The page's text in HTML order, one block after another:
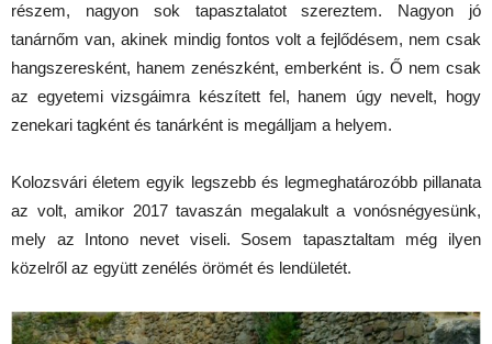
részem, nagyon sok tapasztalatot szereztem. Nagyon jó
tanárnőm van, akinek mindig fontos volt a fejlődésem, nem csak
hangszeresként, hanem zenészként, emberként is. Ő nem csak
az egyetemi vizsgáimra készített fel, hanem úgy nevelt, hogy
zenekari tagként és tanárként is megálljam a helyem.
Kolozsvári életem egyik legszebb és legmeghatározóbb pillanata
az volt, amikor 2017 tavaszán megalakult a vonósnégyesünk,
mely az Intono nevet viseli. Sosem tapasztaltam még ilyen
közelről az együtt zenélés örömét és lendületét.